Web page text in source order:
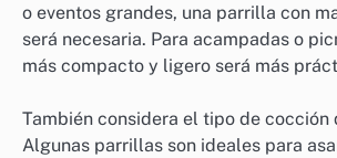
o eventos grandes, una parrilla con
será necesaria. Para acampadas o
más compacto y ligero será más
También considera el tipo de cocción
Algunas parrillas son ideales para